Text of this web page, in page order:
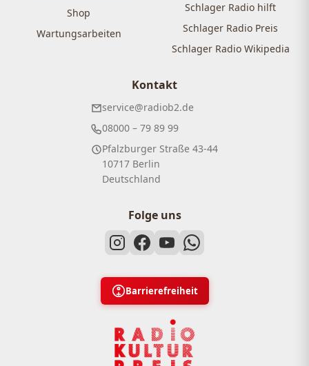
Shop
Wartungsarbeiten
Schlager Radio hilft
Schlager Radio Preis
Schlager Radio Wikipedia
Kontakt
service@radiob2.de
08000 – 79 89 99
Pfalzburger Straße 43-44
10717 Berlin
Deutschland
Folge uns
Barrierefreiheit